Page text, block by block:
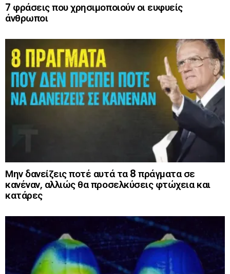
7 φράσεις που χρησιμοποιούν οι ευφυείς
άνθρωποι
Μην δανείζεις ποτέ αυτά τα 8 πράγματα σε
κανέναν, αλλιώς θα προσελκύσεις φτώχεια και
κατάρες